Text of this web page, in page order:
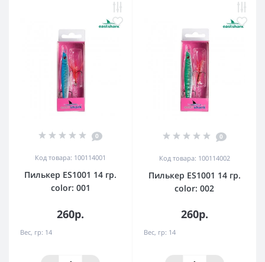
0
Код товара: 100114001
Пилькер ES1001 14 гр.
color: 001
260р.
Вес, гр: 14
0
Код товара: 100114002
Пилькер ES1001 14 гр.
color: 002
260р.
Вес, гр: 14